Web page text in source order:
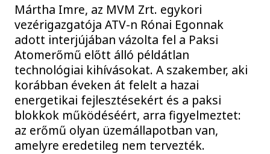
Mártha Imre, az MVM Zrt. egykori
vezérigazgatója ATV-n Rónai Egonnak
adott interjújában vázolta fel a Paksi
Atomerőmű előtt álló példátlan
technológiai kihívásokat. A szakember, aki
korábban éveken át felelt a hazai
energetikai fejlesztésekért és a paksi
blokkok működéséért, arra figyelmeztet:
az erőmű olyan üzemállapotban van,
amelyre eredetileg nem tervezték.